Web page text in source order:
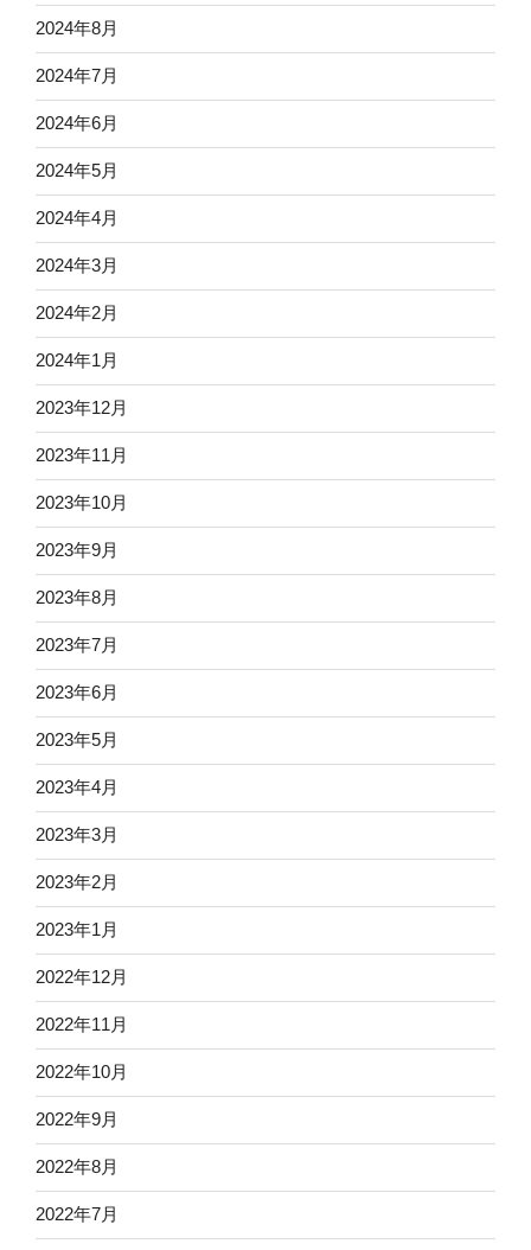
2024年8月
2024年7月
2024年6月
2024年5月
2024年4月
2024年3月
2024年2月
2024年1月
2023年12月
2023年11月
2023年10月
2023年9月
2023年8月
2023年7月
2023年6月
2023年5月
2023年4月
2023年3月
2023年2月
2023年1月
2022年12月
2022年11月
2022年10月
2022年9月
2022年8月
2022年7月